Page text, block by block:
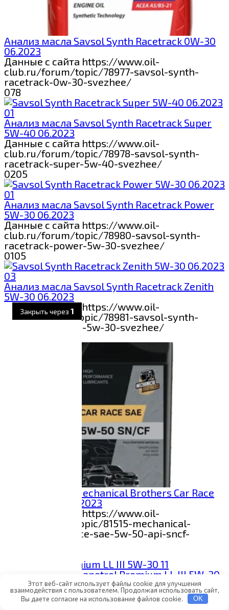
Анализ масла Savsol Synth Racetrack 0W-30
06.2023
Данные с сайта https://www.oil-
club.ru/forum/topic/78977-savsol-synth-
racetrack-0w-30-svezhee/
078
Анализ масла Savsol Synth Racetrack Super
5W-40 06.2023
Данные с сайта https://www.oil-
club.ru/forum/topic/78978-savsol-synth-
racetrack-super-5w-40-svezhee/
0205
Анализ масла Savsol Synth Racetrack Power
5W-30 06.2023
Данные с сайта https://www.oil-
club.ru/forum/topic/78980-savsol-synth-
racetrack-power-5w-30-svezhee/
0105
Анализ масла Savsol Synth Racetrack Zenith
5W-30 06.2023
Данные с сайта https://www.oil-
club.ru/forum/topic/78981-savsol-synth-
racetrack-zenith-5w-30-svezhee/
Анализ масла Mechanical Brothers Car Race
5W-50 SN/CF 11.2023
Данные с сайта https://www.oil-
club.ru/forum/topic/81515-mechanical-
brothers-car-race-sae-5w-50-api-sncf-
Анализ масла Mapetrol Premium LL III 5W-30
08.2023
Данные с сайта https://www.oil-
club.ru/forum/topic/81087-mapetrol-
Этот веб-сайт использует файлы cookie для улучшения
взаимодействия с пользователем. Продолжая использовать сайт,
Вы даете согласие на использование файлов cookie.
OK